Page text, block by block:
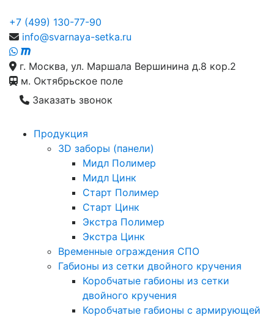
+7 (499) 130-77-90
info@svarnaya-setka.ru
г. Москва, ул. Маршала Вершинина д.8 кор.2
м. Октябрьское поле
Заказать звонок
Продукция
3D заборы (панели)
Мидл Полимер
Мидл Цинк
Старт Полимер
Старт Цинк
Экстра Полимер
Экстра Цинк
Временные ограждения СПО
Габионы из сетки двойного кручения
Коробчатые габионы из сетки
двойного кручения
Коробчатые габионы с армирующей